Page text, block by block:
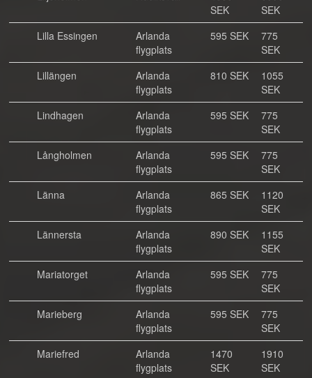
SEK
SEK
Lilla Essingen
Arlanda
flygplats
595 SEK
775
SEK
Lillängen
Arlanda
flygplats
810 SEK
1055
SEK
Lindhagen
Arlanda
flygplats
595 SEK
775
SEK
Långholmen
Arlanda
flygplats
595 SEK
775
SEK
Länna
Arlanda
flygplats
865 SEK
1120
SEK
Lännersta
Arlanda
flygplats
890 SEK
1155
SEK
Mariatorget
Arlanda
flygplats
595 SEK
775
SEK
Marieberg
Arlanda
flygplats
595 SEK
775
SEK
Mariefred
Arlanda
flygplats
1470
SEK
1910
SEK